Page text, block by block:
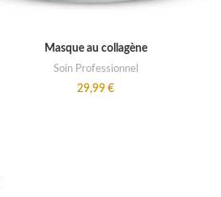
ADD TO CART
Masque au collagène
Soin Professionnel
29,99 €